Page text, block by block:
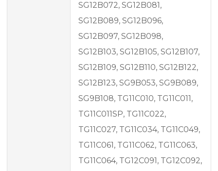
SG12B072, SG12B081,
SG12B089, SG12B096,
SG12B097, SG12B098,
SG12B103, SG12B105, SG12B107,
SG12B109, SG12B110, SG12B122,
SG12B123, SG9B053, SG9B089,
SG9B108, TG11C010, TG11C011,
TG11C011SP, TG11C022,
TG11C027, TG11C034, TG11C049,
TG11C061, TG11C062, TG11C063,
TG11C064, TG12C091, TG12C092,